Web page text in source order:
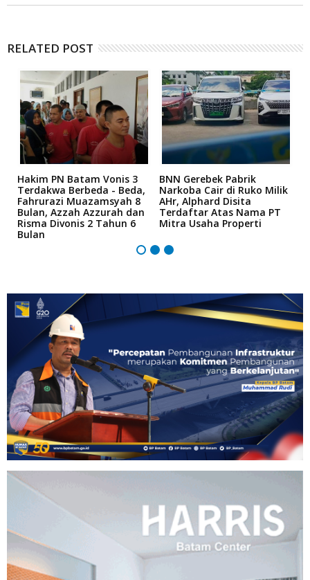
RELATED POST
Hakim PN Batam Vonis 3
Terdakwa Berbeda - Beda,
Fahrurazi Muazamsyah 8
Bulan, Azzah Azzurah dan
Risma Divonis 2 Tahun 6
Bulan
BNN Gerebek Pabrik
Narkoba Cair di Ruko Milik
AHr, Alphard Disita
Terdaftar Atas Nama PT
Mitra Usaha Properti